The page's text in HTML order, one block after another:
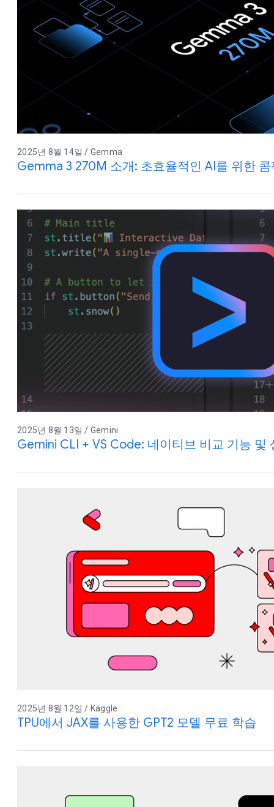
2025년 8월 14일 / Gemma
Gemma 3 270M 소개: 초효율적인 AI를 위한
2025년 8월 13일 / Gemini
Gemini CLI + VS Code: 네이티브 비교 기능 및
2025년 8월 12일 / Kaggle
TPU에서 JAX를 사용한 GPT2 모델 무료 학습